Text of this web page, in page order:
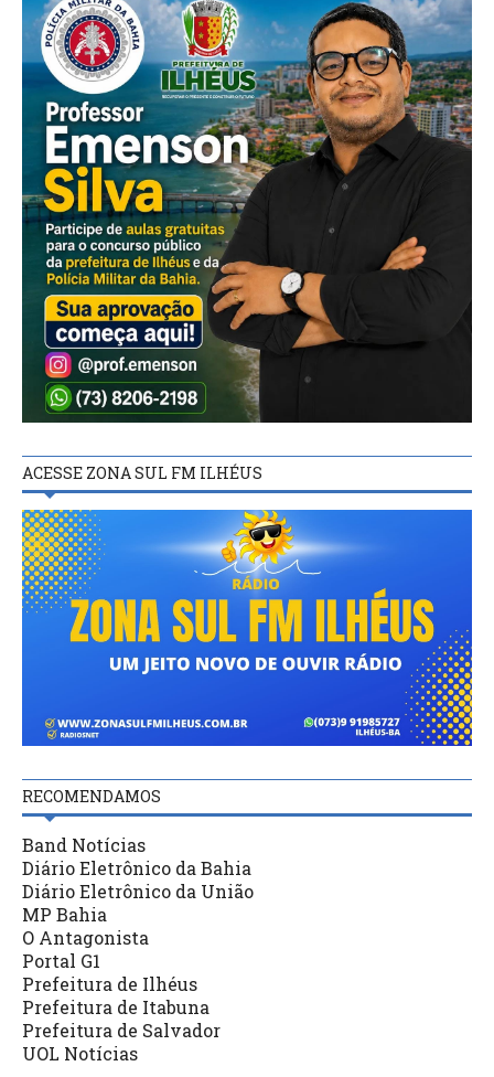
ACESSE ZONA SUL FM ILHÉUS
RECOMENDAMOS
Band Notícias
Diário Eletrônico da Bahia
Diário Eletrônico da União
MP Bahia
O Antagonista
Portal G1
Prefeitura de Ilhéus
Prefeitura de Itabuna
Prefeitura de Salvador
UOL Notícias